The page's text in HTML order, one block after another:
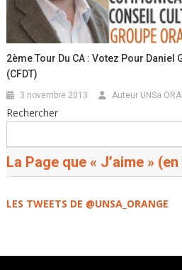
2ème Tour Du CA : Votez Pour Daniel
(CFDT)
3 novembre 2013 Auteur UNSa
Rechercher
La Page que « J’aime »
LES TWEETS DE @UNSA_ORANGE